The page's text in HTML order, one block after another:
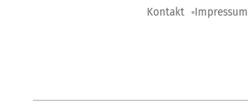
Kontakt Impressum